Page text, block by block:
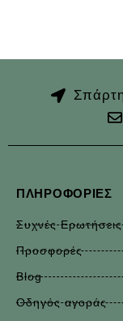
ΠΛΗΡΟΦΟΡΊΕΣ
Συχνές Ερωτήσεις
Προσφορές
Blog
Οδηγός αγοράς